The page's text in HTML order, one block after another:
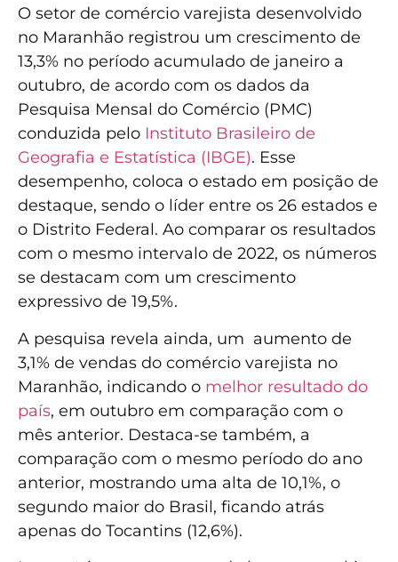
O setor de comércio varejista desenvolvido
no Maranhão registrou um crescimento de
13,3% no período acumulado de janeiro a
outubro, de acordo com os dados da
Pesquisa Mensal do Comércio (PMC)
conduzida pelo Instituto Brasileiro de
Geografia e Estatística (IBGE). Esse
desempenho, coloca o estado em posição de
destaque, sendo o líder entre os 26 estados e
o Distrito Federal. Ao comparar os resultados
com o mesmo intervalo de 2022, os números
se destacam com um crescimento
expressivo de 19,5%.
A pesquisa revela ainda, um aumento de
3,1% de vendas do comércio varejista no
Maranhão, indicando o melhor resultado do
país, em outubro em comparação com o
mês anterior. Destaca-se também, a
comparação com o mesmo período do ano
anterior, mostrando uma alta de 10,1%, o
segundo maior do Brasil, ficando atrás
apenas do Tocantins (12,6%).